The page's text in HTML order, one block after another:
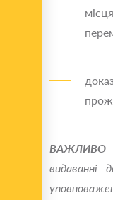
ВАЖЛИВО
видаванні